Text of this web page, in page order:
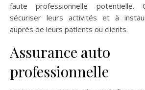
faute professionnelle potentielle.
sécuriser leurs activités et à
auprès de leurs patients ou clients.
Assurance auto
professionnelle